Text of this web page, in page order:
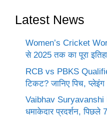
Latest News
Women’s Cricket
से 2025 तक का पूरा
RCB vs PBKS
टिकट? जानिए पिच, प्लेइंग
Vaibhav Suryavanshi
धमाकेदार प्रदर्शन,